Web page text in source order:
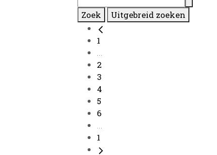
Zoek Uitgebreid zoeken
1
...
2
3
4
5
6
...
1